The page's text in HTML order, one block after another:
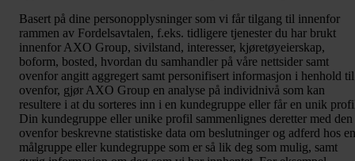
Basert på dine personopplysninger som vi får tilgang til innenfor
rammen av Fordelsavtalen, f.eks. tidligere tjenester du har brukt
innenfor AXO Group, sivilstand, interesser, kjøretøyeierskap,
boform, bosted, hvordan du samhandler på våre nettsider samt
ovenfor angitt aggregert samt personifisert informasjon i henhold til
ovenfor, gjør AXO Group en analyse på individnivå som kan
resultere i at du sorteres inn i en kundegruppe eller får en unik
Din kundegruppe eller unike profil sammenlignes deretter med den
ovenfor beskrevne statistiske data om beslutninger og adferd hos en
målgruppe eller kundegruppe som er så lik deg som mulig, samt